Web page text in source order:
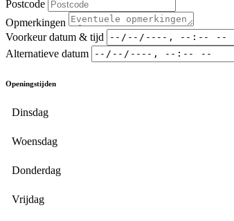
Postcode
Opmerkingen
Voorkeur datum & tijd
Alternatieve datum
Openingstijden
Dinsdag
Woensdag
Donderdag
Vrijdag